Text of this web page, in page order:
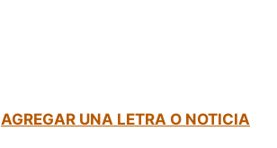
AGREGAR UNA LETRA O NOTICIA